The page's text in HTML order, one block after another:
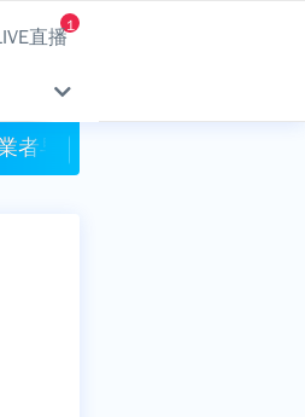
直播1
者早等候」 簡舒培批包庇